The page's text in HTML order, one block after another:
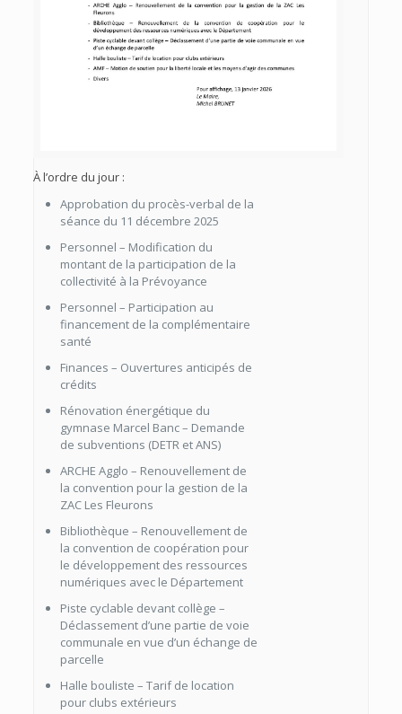
À l’ordre du jour :
Approbation du procès-verbal de la
séance du 11 décembre 2025
Personnel – Modification du
montant de la participation de la
collectivité à la Prévoyance
Personnel – Participation au
financement de la complémentaire
santé
Finances – Ouvertures anticipés de
crédits
Rénovation énergétique du
gymnase Marcel Banc – Demande
de subventions (DETR et ANS)
ARCHE Agglo – Renouvellement de
la convention pour la gestion de la
ZAC Les Fleurons
Bibliothèque – Renouvellement de
la convention de coopération pour
le développement des ressources
numériques avec le Département
Piste cyclable devant collège –
Déclassement d’une partie de voie
communale en vue d’un échange de
parcelle
Halle bouliste – Tarif de location
pour clubs extérieurs